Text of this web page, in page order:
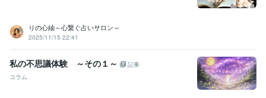
りの心紬～心繋ぐ占いサロン～
2025/11/15 22:41
私の不思議体験 ～その１～
記事
コラム